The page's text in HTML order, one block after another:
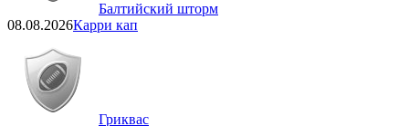
Балтийский шторм
08.08.2026Карри кап
Гриквас